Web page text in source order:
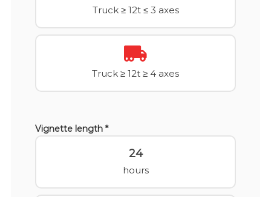
Truck ≥ 12t ≤ 3 axes
Truck ≥ 12t ≥ 4 axes
Vignette length *
24
hours